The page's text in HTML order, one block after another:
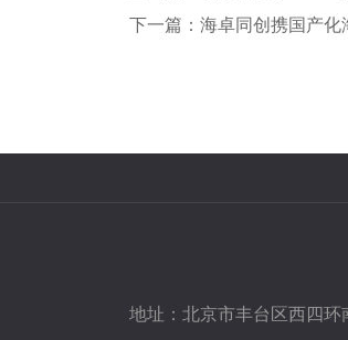
地址： 北京市丰台区西四环